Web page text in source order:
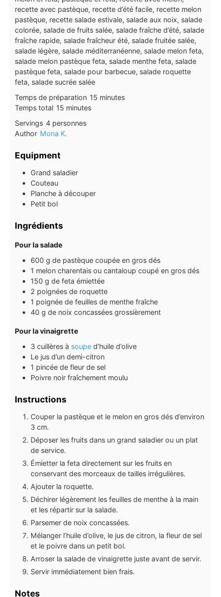
recette avec pastèque, recette d’été facile, recette melon
pastèque, recette salade estivale, salade aux noix, salade
colorée, salade de fruits salée, salade fraîche d’été, salade
fraîche rapide, salade fraîcheur été, salade fruitée salée,
salade légère, salade méditerranéenne, salade melon feta,
salade melon pastèque feta, salade menthe feta, salade
pastèque feta, salade pour barbecue, salade roquette
feta, salade sucrée salée
Temps de préparation 15minutes
minutes
Temps total 15minutes
minutes
Servings 4 personnes
Author Mona K.
Equipment
Grand saladier
Couteau
Planche à découper
Petit bol
Ingrédients
Pour la salade
600 g de pastèque coupée en gros dés
1 melon charentais ou cantaloup coupé en gros dés
150 g de feta émiettée
2 poignées de roquette
1 poignée de feuilles de menthe fraîche
40 g de noix concassées grossièrement
Pour la vinaigrette
3 cuillères à soupe d’huile d’olive
Le jus d’un demi-citron
1 pincée de fleur de sel
Poivre noir fraîchement moulu
Instructions
Couper la pastèque et le melon en gros dés d’environ
3 cm.
Déposer les fruits dans un grand saladier ou un plat
de service.
Émietter la feta directement sur les fruits en
conservant des morceaux de tailles irrégulières.
Ajouter la roquette.
Déchirer légèrement les feuilles de menthe à la main
et les répartir sur la salade.
Parsemer de noix concassées.
Mélanger l’huile d’olive, le jus de citron, la fleur de sel
et le poivre dans un petit bol.
Arroser la salade de vinaigrette juste avant de servir.
Servir immédiatement bien frais.
Notes